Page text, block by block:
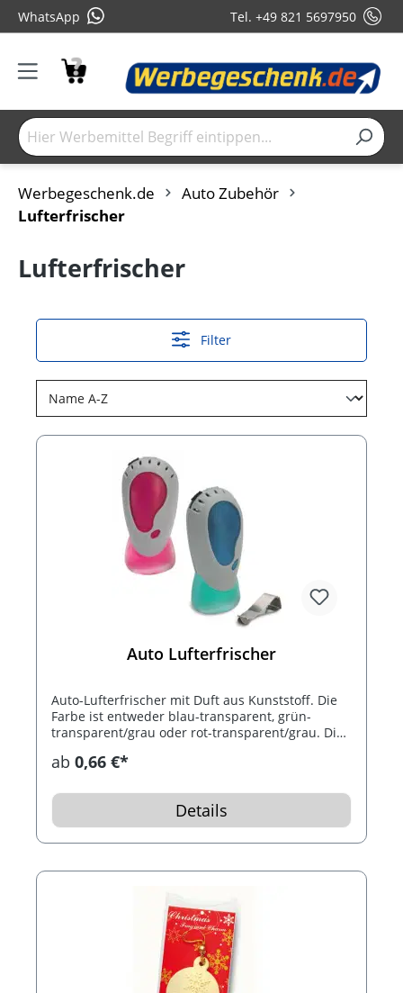
WhatsApp Tel. +49 821 5697950
Werbegeschenk.de
Auto Zubehör
Lufterfrischer
Lufterfrischer
Filter
Auto Lufterfrischer
Auto-Lufterfrischer mit Duft aus Kunststoff. Die
Farbe ist entweder blau-transparent, grün-
transparent/grau oder rot-transparent/grau. Die
Logomaße angefragt werden.
ab 0,66 €*
Details